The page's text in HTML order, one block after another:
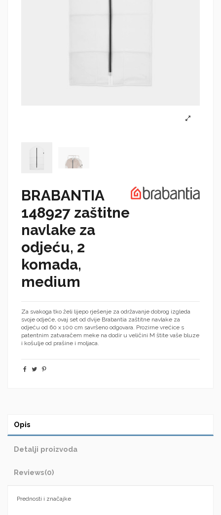
BRABANTIA
148927 zaštitne
navlake za
odjeću, 2
komada,
medium
Za svakoga tko želi lijepo rješenje za održavanje dobrog izgleda
svoje odjeće, ovaj set od dvije Brabantia zaštitne navlake za
odjeću od 60 x 100 cm savršeno odgovara. Prozirne vrećice s
patentnim zatvaračem meke na dodir u veličini M štite vaše bluze
i košulje od prašine i moljaca.
Opis
Detalji proizvoda
Reviews(0)
Prednosti i značajke